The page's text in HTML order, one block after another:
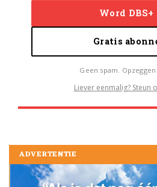
Word
Gratis
Geen spam. Opzeggen
Liever eenmalig? Steun
ADVERTENTIE